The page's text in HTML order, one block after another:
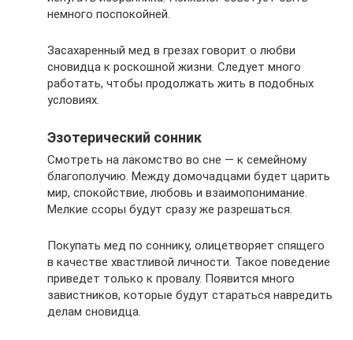
немного поспокойней.
Засахаренный мед в грезах говорит о любви
сновидца к роскошной жизни. Следует много
работать, чтобы продолжать жить в подобных
условиях.
Эзотерический сонник
Смотреть на лакомство во сне — к семейному
благополучию. Между домочадцами будет царить
мир, спокойствие, любовь и взаимопонимание.
Мелкие ссоры будут сразу же разрешаться.
Покупать мед по соннику, олицетворяет спящего
в качестве хвастливой личности. Такое поведение
приведет только к провалу. Появится много
завистников, которые будут стараться навредить
делам сновидца.